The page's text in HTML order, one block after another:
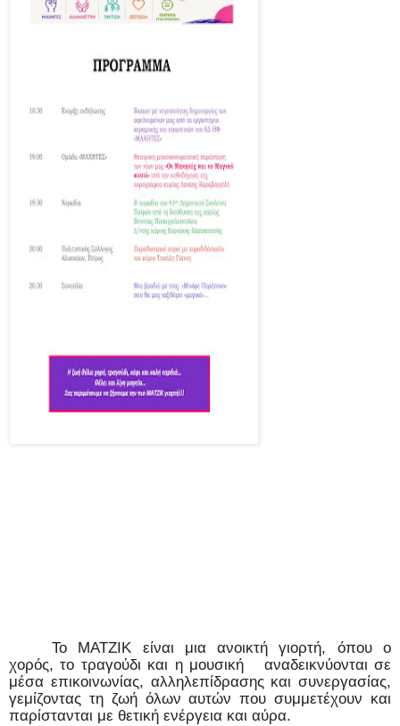
Το ΜΑΤΖΙΚ είναι μια ανοικτή γιορτή, όπου ο
χορός, το τραγούδι και η μουσική
αναδεικνύονται σε
μέσα επικοινωνίας, αλληλεπίδρασης και συνεργασίας,
γεμίζοντας τη ζωή όλων αυτών που συμμετέχουν και
παρίστανται με θετική ενέργεια και αύρα.